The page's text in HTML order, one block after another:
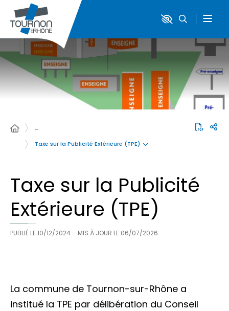
…
Taxe sur la Publicité Extérieure (TPE)
Taxe sur la Publicité
Extérieure (TPE)
PUBLIÉ LE10/12/2024 – MIS À JOUR LE 06/07/2026
La commune de Tournon-sur-Rhône a
institué la TPE par délibération du Conseil